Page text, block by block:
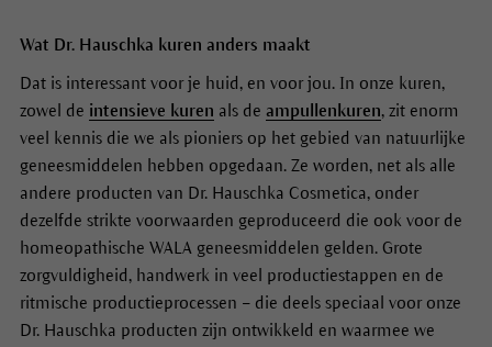
Wat Dr. Hauschka kuren anders maakt
Dat is interessant voor je huid, en voor jou. In onze kuren,
zowel de intensieve kuren als de ampullenkuren, zit enorm
veel kennis die we als pioniers op het gebied van natuurlijke
geneesmiddelen hebben opgedaan. Ze worden, net als alle
andere producten van Dr. Hauschka Cosmetica, onder
dezelfde strikte voorwaarden geproduceerd die ook voor de
homeopathische WALA geneesmiddelen gelden. Grote
zorgvuldigheid, handwerk in veel productiestappen en de
ritmische productieprocessen – die deels speciaal voor onze
Dr. Hauschka producten zijn ontwikkeld en waarmee we